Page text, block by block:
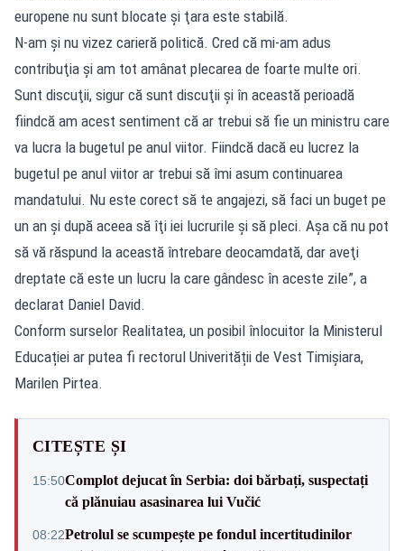
europene nu sunt blocate şi ţara este stabilă.
N-am şi nu vizez carieră politică. Cred că mi-am adus
contribuţia şi am tot amânat plecarea de foarte multe ori.
Sunt discuţii, sigur că sunt discuţii şi în această perioadă
fiindcă am acest sentiment că ar trebui să fie un ministru care
va lucra la bugetul pe anul viitor. Fiindcă dacă eu lucrez la
bugetul pe anul viitor ar trebui să îmi asum continuarea
mandatului. Nu este corect să te angajezi, să faci un buget pe
un an şi după aceea să îţi iei lucrurile şi să pleci. Așa că nu pot
să vă răspund la această întrebare deocamdată, dar aveţi
dreptate că este un lucru la care gândesc în aceste zile”, a
declarat Daniel David.
Conform surselor Realitatea, un posibil înlocuitor la Ministerul
Educației ar putea fi rectorul Univerității de Vest Timișiara,
Marilen Pirtea.
CITEȘTE ȘI
15:50Complot dejucat în Serbia: doi bărbați, suspectați
că plănuiau asasinarea lui Vučić
08:22Petrolul se scumpește pe fondul incertitudinilor